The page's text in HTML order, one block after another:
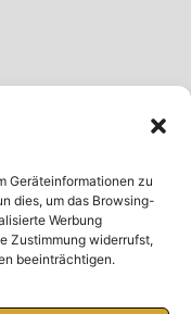
Geräteinformationen zu
dies, um das Browsing-
Werbung
Zustimmung widerrufst,
beeinträchtigen.
Rechtliche Hinweise
Impressum
Datenschutzerklärung